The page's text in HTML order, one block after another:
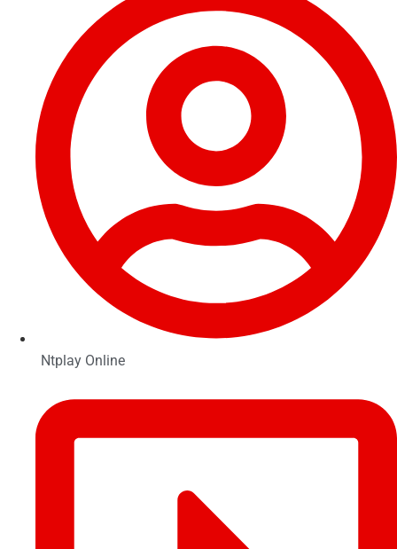
Ntplay Online